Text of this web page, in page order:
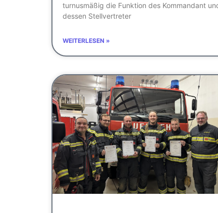
turnusmäßig die Funktion des Kommandant
dessen Stellvertreter
WEITERLESEN »